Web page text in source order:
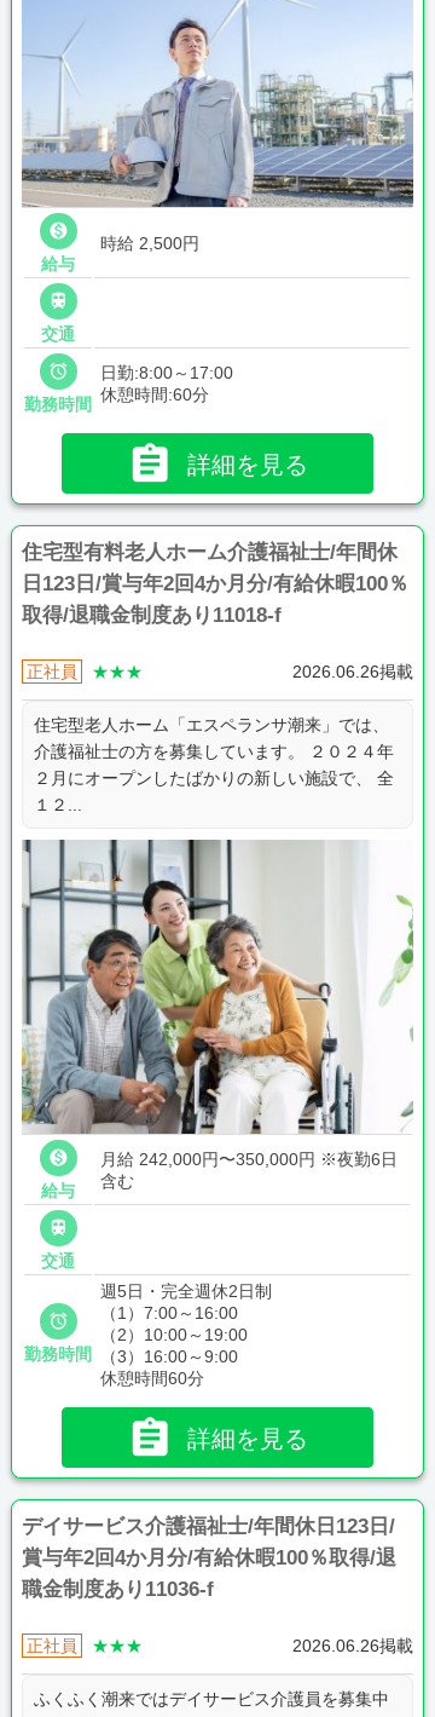

給与
時給 2,500円

交通

勤務時間
日勤:8:00～17:00
休憩時間:60分
 詳細を見る
住宅型有料老人ホーム介護福祉士/年間休
日123日/賞与年2回4か月分/有給休暇100％
取得/退職金制度あり11018-f
正社員 ★★★ 2026.06.26掲載
住宅型老人ホーム「エスペランサ潮来」では、
介護福祉士の方を募集しています。 ２０２４年
２月にオープンしたばかりの新しい施設で、 全
１２...

給与
月給 242,000円〜350,000円 ※夜勤6日
含む

交通

勤務時間
週5日・完全週休2日制
（1）7:00～16:00
（2）10:00～19:00
（3）16:00～9:00
休憩時間60分
 詳細を見る
デイサービス介護福祉士/年間休日123日/
賞与年2回4か月分/有給休暇100％取得/退
職金制度あり11036-f
正社員 ★★★ 2026.06.26掲載
ふくふく潮来ではデイサービス介護員を募集中